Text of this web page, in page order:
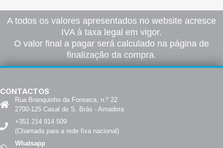
A todos os valores apresentados no website acresce
IVA à taxa legal em vigor.
O valor final a pagar será calculado na página de
finalização da compra.
CONTACTOS
Rua Branquinho da Fonseca, n.º 22
2700-125 Casal de S. Brás - Amadora
+351 214 914 509
(Chamada para a rede fixa nacional)
Whatsapp